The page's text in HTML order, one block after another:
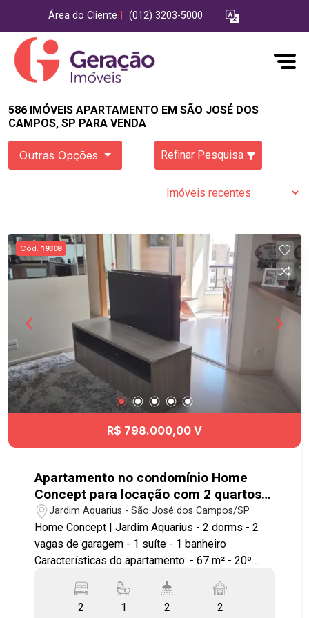
Área do Cliente (012) 3203-5000
586 IMÓVEIS APARTAMENTO EM SÃO JOSÉ DOS
CAMPOS, SP PARA VENDA
Outras Opções Refinar Pesquisa
Cód. 19308
R$ 798.000,00 V
Apartamento no condomínio Home
Concept para locação com 2 quartos
sendo 1 suíte - 67 m² - No bairro
Jardim Aquarius - SJC
Jardim Aquarius - São José dos Campos/SP
Home Concept | Jardim Aquarius - 2 dorms - 2
vagas de garagem - 1 suíte - 1 banheiro
Características do apartamento: - 67 m² - 20º
montanhas - Sol da manhã - 2 vagas de garagem
cobertas - Varanda gourmet com fechamento em
2 1 2 2